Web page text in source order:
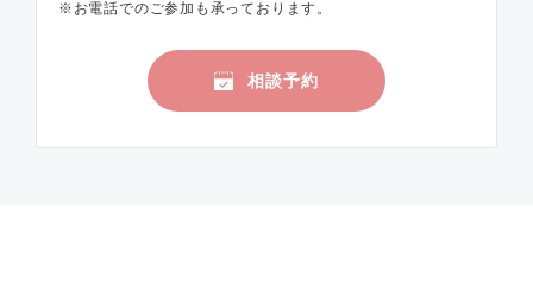
※お電話でのご参加も承っております。
相談予約